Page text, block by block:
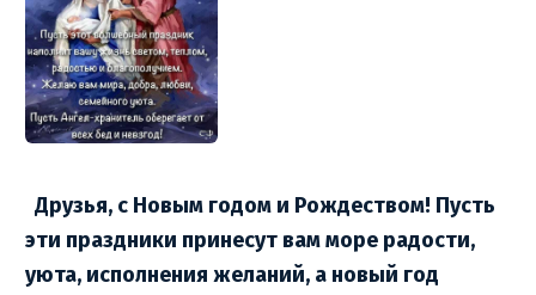
Друзья, с Новым годом и Рождеством! Пусть
эти праздники принесут вам море радости,
уюта, исполнения желаний, а новый год